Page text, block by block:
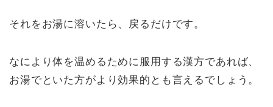
それをお湯に溶いたら、戻るだけです。
なにより体を温めるために服用する漢方であれば、
お湯でといた方がより効果的とも言えるでしょう。